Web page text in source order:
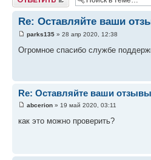
Re: Оставляйте ваши
parks135 » 28 апр 2020, 12:38
Огромное спасибо службе
Re: Оставляйте ваши отзывы
abcerion » 19 май 2020, 03:11
как это можно проверить?